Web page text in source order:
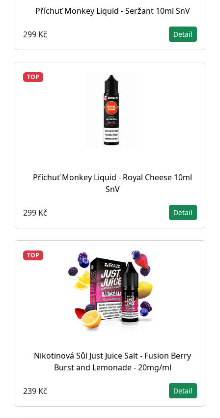
Příchuť Monkey Liquid - Seržant 10ml SnV
299 Kč Detail
TOP
Příchuť Monkey Liquid - Royal Cheese 10ml
SnV
299 Kč Detail
TOP
Nikotinová Sůl Just Juice Salt - Fusion Berry
Burst and Lemonade - 20mg/ml
239 Kč Detail